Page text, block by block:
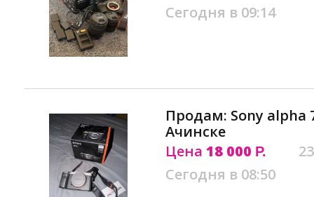
Сегодня в 09:14
Продам: Sony alpha
Ачинске
Цена 18 000 Р.
Сегодня в 08:50